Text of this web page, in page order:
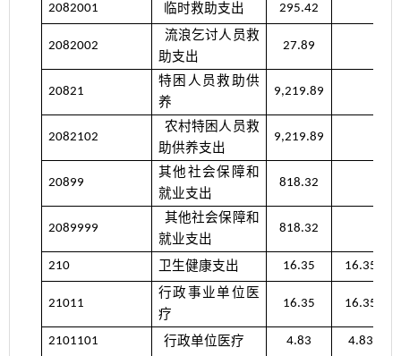
2082001 临时救助支出 295.42
2082002
流浪乞讨人员救
助支出
27.89
20821
特困人员救助供
养
9,219.89
2082102
农村特困人员救
助供养支出
9,219.89
20899
其他社会保障和
就业支出
818.32
2089999
其他社会保障和
就业支出
818.32
210 卫生健康支出 16.35 16.35
21011
行政事业单位医
疗
16.35 16.35
2101101 行政单位医疗 4.83 4.83